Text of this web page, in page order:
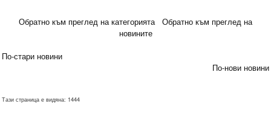
Обратно към преглед на категорията
Обратно към преглед на
новините
По-стари новини
По-нови новини
Тази страница е видяна: 1444